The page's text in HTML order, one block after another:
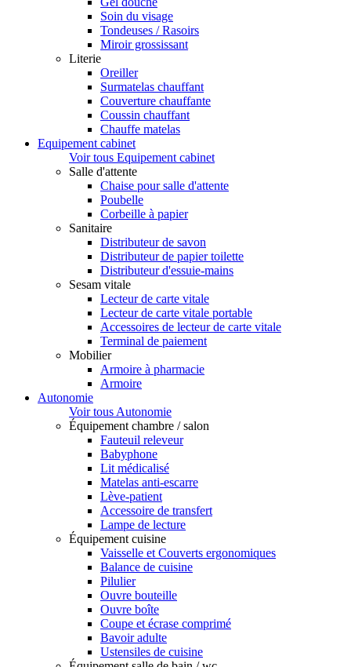
Soin du visage
Tondeuses / Rasoirs
Miroir grossissant
Literie
Oreiller
Surmatelas chauffant
Couverture chauffante
Coussin chauffant
Chauffe matelas
Equipement cabinet
Voir tous Equipement cabinet
Salle d'attente
Chaise pour salle d'attente
Poubelle
Corbeille à papier
Sanitaire
Distributeur de savon
Distributeur de papier toilette
Distributeur d'essuie-mains
Sesam vitale
Lecteur de carte vitale
Lecteur de carte vitale portable
Accessoires de lecteur de carte vitale
Terminal de paiement
Mobilier
Armoire à pharmacie
Armoire
Autonomie
Voir tous Autonomie
Équipement chambre / salon
Fauteuil releveur
Babyphone
Lit médicalisé
Matelas anti-escarre
Lève-patient
Accessoire de transfert
Lampe de lecture
Équipement cuisine
Vaisselle et Couverts ergonomiques
Balance de cuisine
Pilulier
Ouvre bouteille
Ouvre boîte
Coupe et écrase comprimé
Bavoir adulte
Ustensiles de cuisine